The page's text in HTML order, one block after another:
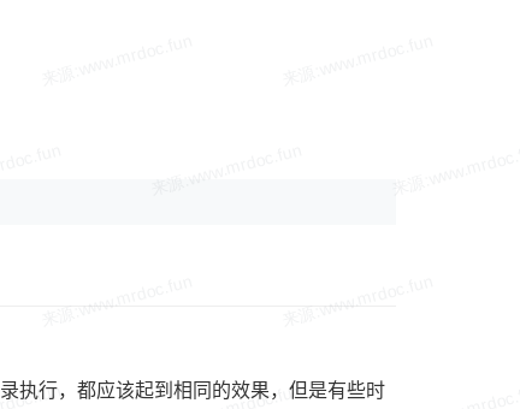
执行，都应该起到相同的效果，但是有些时